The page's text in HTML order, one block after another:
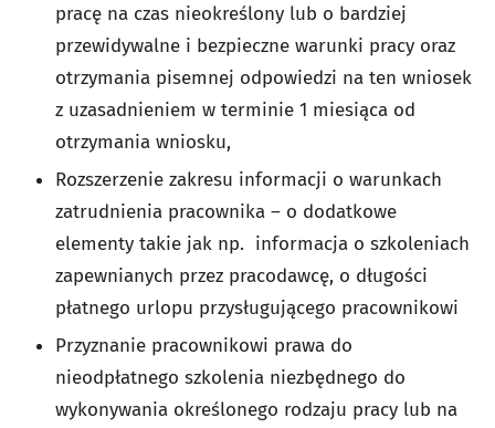
pracę na czas nieokreślony lub o bardziej
przewidywalne i bezpieczne warunki pracy oraz
otrzymania pisemnej odpowiedzi na ten wniosek
z uzasadnieniem w terminie 1 miesiąca od
otrzymania wniosku,
Rozszerzenie zakresu informacji o warunkach
zatrudnienia pracownika – o dodatkowe
elementy takie jak np. informacja o szkoleniach
zapewnianych przez pracodawcę, o długości
płatnego urlopu przysługującego pracownikowi
Przyznanie pracownikowi prawa do
nieodpłatnego szkolenia niezbędnego do
wykonywania określonego rodzaju pracy lub na